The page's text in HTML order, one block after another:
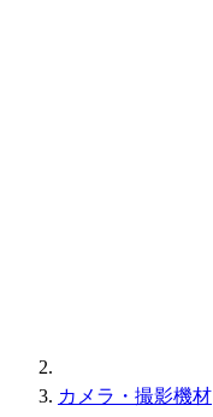
カメラ・撮影機材